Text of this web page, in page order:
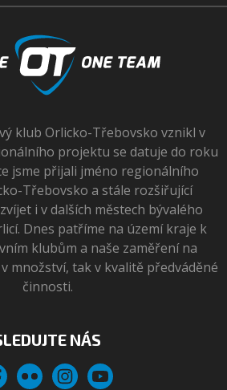
klub Orlicko-Třebovsko vznikl v
projektu se datuje do roku
jsme přijali jméno regionálního
Třebovsko a stále rozšiřující
i v dalších městech bývalého
Dnes patříme na území kraje k
klubům a naše zaměření na
množství, tak v kvalitě předváděné
činnosti.
NÁS
Flickr Instagram
YouTube